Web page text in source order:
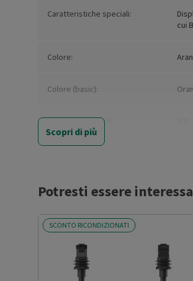
Caratteristiche speciali:
cui
Colore:
Colore (basic):
Capacitance (mAh):
Connettività A
Display: E
Modalità operativa:
Scopri di più
Potresti essere
SCONTO RICONDIZIONATI